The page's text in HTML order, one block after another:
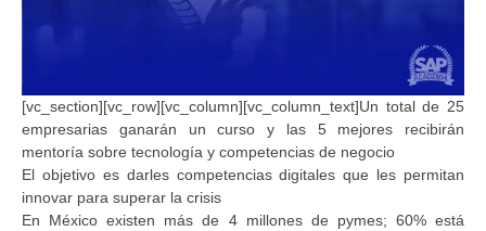
[vc_section][vc_row][vc_column][vc_column_text]Un total de 25
empresarias ganarán un curso y las 5 mejores recibirán
mentoría sobre tecnología y competencias de negocio
El objetivo es darles competencias digitales que les permitan
innovar para superar la crisis
En México existen más de 4 millones de pymes; 60% está